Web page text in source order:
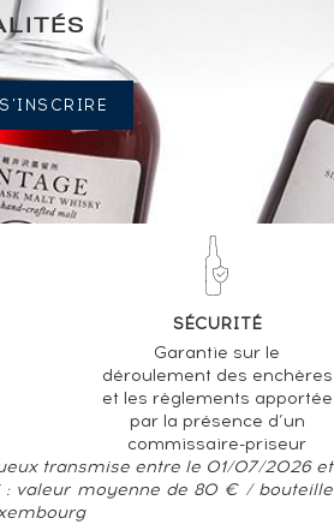
SÉCURITÉ
Garantie sur le
déroulement des enchères
et les règlements apportée
par la présence d’un
commissaire-priseur
transmise entre le 01/07/2026 et
: valeur moyenne de 80 € / bouteille